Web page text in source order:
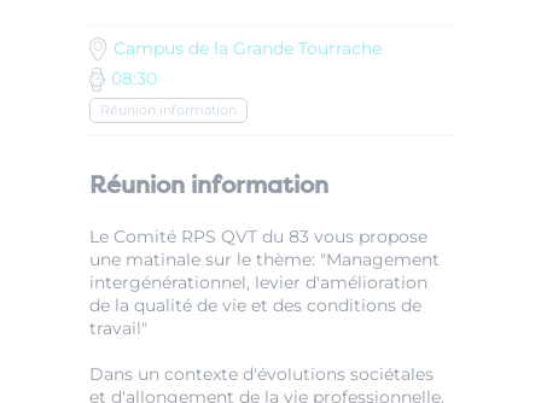
Campus de la Grande Tourrache
08:30
Réunion information
Réunion information
Le Comité RPS QVT du 83 vous propose
une matinale sur le thème: "Management
intergénérationnel, levier d'amélioration
de la qualité de vie et des conditions de
travail"
Dans un contexte d'évolutions sociétales
et d'allongement de la vie professionnelle,